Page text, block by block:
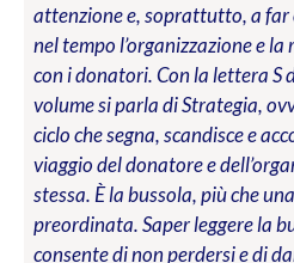
attenzione e, soprattutto, a far
nel tempo l’organizzazione e la
con i donatori. Con la lettera S
volume si parla di Strategia,
ciclo che segna, scandisce e
viaggio del donatore e
stessa. È la bussola, più che
preordinata. Saper leggere la
consente di non perdersi e di